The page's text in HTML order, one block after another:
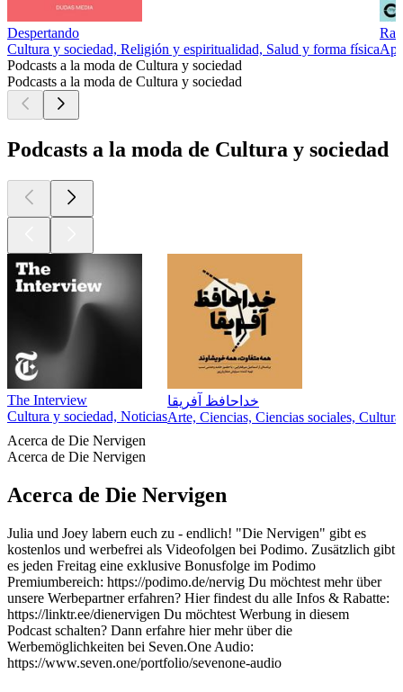
Despertando
Cultura y sociedad, Religión y espiritualidad, Salud y forma física
Podcasts a la moda de Cultura y sociedad
Podcasts a la moda de Cultura y sociedad
Podcasts a la moda de Cultura y sociedad
The Interview
Cultura y sociedad, Noticias
خداحافظ آفریقا
Arte, Ciencias, Ciencias sociales,
Acerca de Die Nervigen
Acerca de Die Nervigen
Acerca de Die Nervigen
Julia und Joey labern euch zu - endlich! "Die Nervigen" gibt es
kostenlos und werbefrei als Videofolgen bei Podimo. Zusätzlich gibt
es jeden Freitag eine exklusive Bonusfolge im Podimo
Premiumbereich: https://podimo.de/nervig Du möchtest mehr über
unsere Werbepartner erfahren? Hier findest du alle Infos & Rabatte:
https://linktr.ee/dienervigen Du möchtest Werbung in diesem
Podcast schalten? Dann erfahre hier mehr über die
Werbemöglichkeiten bei Seven.One Audio:
https://www.seven.one/portfolio/sevenone-audio